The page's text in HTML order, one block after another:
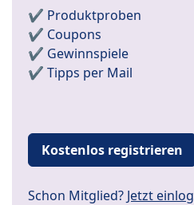
✔️ Produktproben
✔️ Coupons
✔️ Gewinnspiele
✔️ Tipps per Mail
Kostenlos registrieren
Schon Mitglied? Jetzt